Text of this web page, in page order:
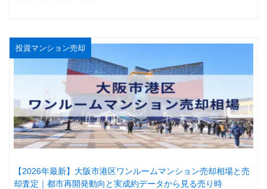
投資マンション売却
【2026年最新】大阪市港区ワンルームマンション売却相場と売
却査定｜都市再開発動向と実成約データから見る売り時